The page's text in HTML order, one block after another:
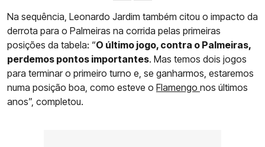
Na sequência, Leonardo Jardim também citou o impacto da
derrota para o Palmeiras na corrida pelas primeiras
posições da tabela: “O último jogo, contra o Palmeiras,
perdemos pontos importantes. Mas temos dois jogos
para terminar o primeiro turno e, se ganharmos, estaremos
numa posição boa, como esteve o Flamengo nos últimos
anos”, completou.